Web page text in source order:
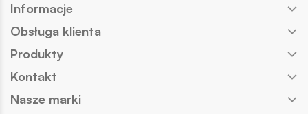
Informacje
Obsługa klienta
Produkty
Kontakt
Nasze marki